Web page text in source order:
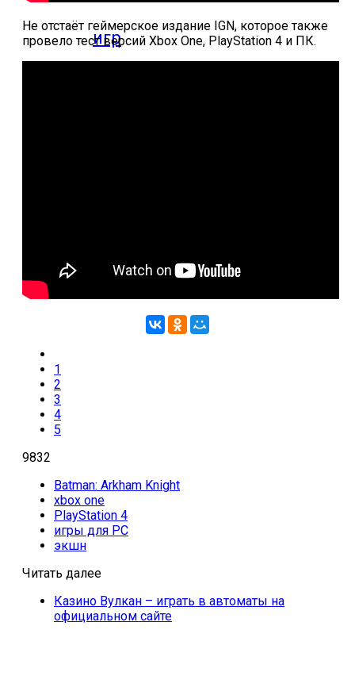
игр
Deep io
Не отстаёт геймерское издание IGN, которое также
провело тест версий Xbox One, PlayStation 4 и ПК.
1
2
3
4
5
9832
Batman: Arkham Knight
xbox one
PlayStation 4
игры для PC
экшн
Читать далее
Казино Вулкан – играть в автоматы на
официальном сайте